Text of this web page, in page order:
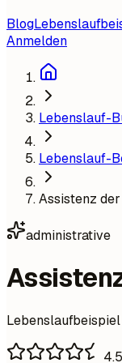
Blog
Anmelden
Lebenslauf-
Lebenslauf-
Assistenz
administrative
Lebenslaufbeispiel
4.5